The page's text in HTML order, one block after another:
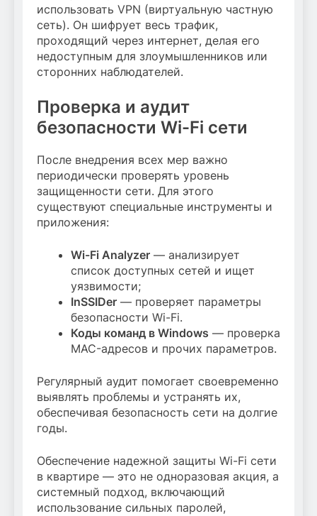
использовать VPN (виртуальную частную
сеть). Он шифрует весь трафик,
проходящий через интернет, делая его
недоступным для злоумышленников или
сторонних наблюдателей.
Проверка и аудит
безопасности Wi-Fi сети
После внедрения всех мер важно
периодически проверять уровень
защищенности сети. Для этого
существуют специальные инструменты и
приложения:
Wi-Fi Analyzer — анализирует
список доступных сетей и ищет
уязвимости;
InSSIDer — проверяет параметры
безопасности Wi-Fi.
Коды команд в Windows — проверка
MAC-адресов и прочих параметров.
Регулярный аудит помогает своевременно
выявлять проблемы и устранять их,
обеспечивая безопасность сети на долгие
годы.
Обеспечение надежной защиты Wi-Fi сети
в квартире — это не одноразовая акция, а
системный подход, включающий
использование сильных паролей,